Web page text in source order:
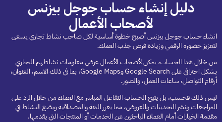
دليل إنشاء حساب جوجل بيزنس
لأصحاب الأعمال
انشاء حساب جوجل بيزنس أصبح خطوة أساسية لكل صاحب نشاط تجاري يسعى
لتعزيز حضوره الرقمي وزيادة فرص جذب العملاء.
من خلال هذا الحساب، يمكن لأصحاب الأعمال عرض معلومات نشاطهم التجاري
بشكل احترافي على Google Search وGoogle Maps، بما في ذلك الاسم، العنوان،
أرقام التواصل، ساعات العمل، والصور.
ليس ذلك فحسب، بل يتيح الحساب التفاعل المباشر مع العملاء من خلال الرد على
المراجعات ونشر التحديثات والعروض، مما يعزز الثقة والمصداقية ويضع النشاط في
مقدمة الخيارات أمام العملاء الباحثين عن الخدمات أو المنتجات التي يقدمها.